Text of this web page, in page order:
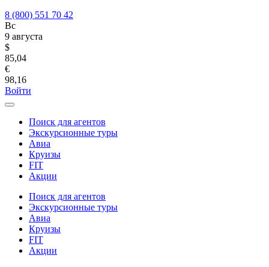
8 (800) 551 70 42
Вс
9 августа
$
85,04
€
98,16
Войти
Поиск для агентов
Экскурсионные туры
Авиа
Круизы
FIT
Акции
Поиск для агентов
Экскурсионные туры
Авиа
Круизы
FIT
Акции